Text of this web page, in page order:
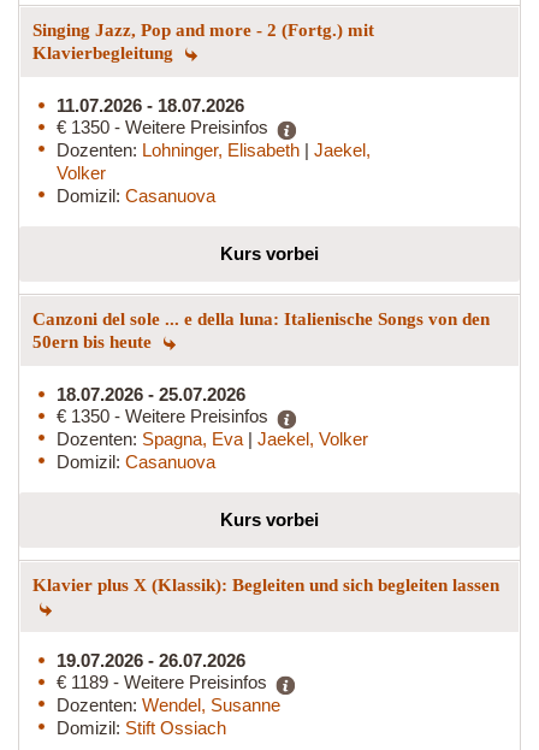
Singing Jazz, Pop and more - 2 (Fortg.) mit
Klavierbegleitung
11.07.2026 - 18.07.2026
€ 1350 - Weitere Preisinfos
Dozenten: Lohninger, Elisabeth | Jaekel,
Volker
Domizil: Casanuova
Kurs vorbei
Canzoni del sole ... e della luna: Italienische Songs von den
50ern bis heute
18.07.2026 - 25.07.2026
€ 1350 - Weitere Preisinfos
Dozenten: Spagna, Eva | Jaekel, Volker
Domizil: Casanuova
Kurs vorbei
Klavier plus X (Klassik): Begleiten und sich begleiten lassen
19.07.2026 - 26.07.2026
€ 1189 - Weitere Preisinfos
Dozenten: Wendel, Susanne
Domizil: Stift Ossiach